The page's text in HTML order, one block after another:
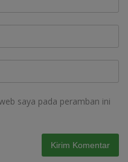
saya pada peramban ini